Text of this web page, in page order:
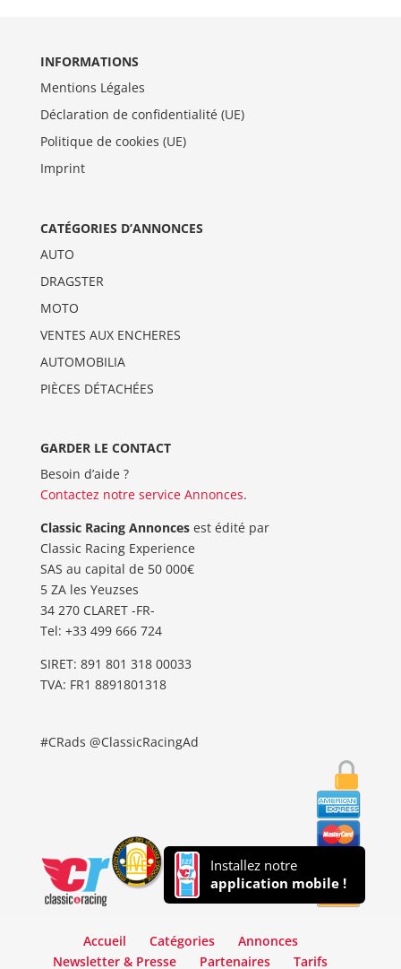
INFORMATIONS
Mentions Légales
Déclaration de confidentialité (UE)
Politique de cookies (UE)
Imprint
CATÉGORIES D’ANNONCES
AUTO
DRAGSTER
MOTO
VENTES AUX ENCHERES
AUTOMOBILIA
PIÈCES DÉTACHÉES
GARDER LE CONTACT
Besoin d’aide ?
Contactez notre service Annonces.
Classic Racing Annoncesest édité par
Classic Racing Experience
SAS au capital de 50 000€
5 ZA les Yeuzses
34 270 CLARET -FR-
Tel: ‭+33 499 666 724‬
SIRET: 891 801 318 00033
TVA: FR1 8891801318
#CRads @ClassicRacingAd
Installez notre
application mobile !
Accueil Catégories
Annonces
Newsletter & Presse
Partenaires Tarifs